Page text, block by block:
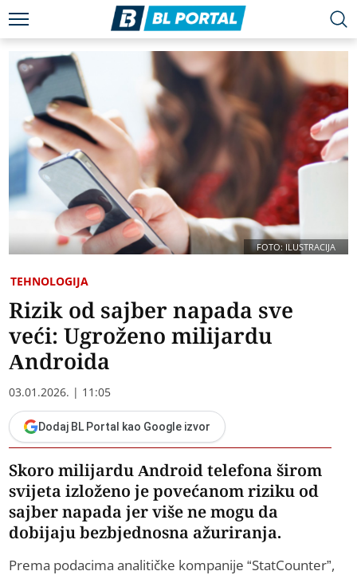
FOTO: ILUSTRACIJA
TEHNOLOGIJA
Rizik od sajber napada sve
veći: Ugroženo milijardu
Androida
03.01.2026. | 11:05
Dodaj BL Portal kao Google izvor
Skoro milijardu Android telefona širom
svijeta izloženo je povećanom riziku od
sajber napada jer više ne mogu da
dobijaju bezbjednosna ažuriranja.
Prema podacima analitičke kompanije “StatCounter”,